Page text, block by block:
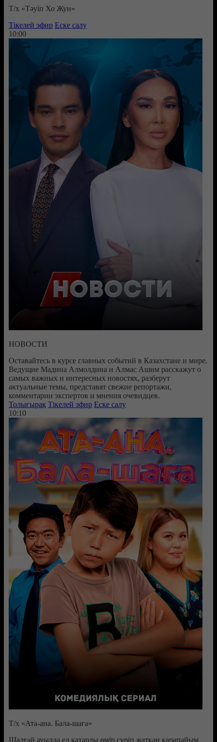
Т/х «Тәуіп Хо Жун»
Тікелей эфир Еске салу
10:00
НОВОСТИ
Оставайтесь в курсе главных событий в Казахстане и мире.
Ведущие Мадина Алмолдина и Алмас Ашим расскажут о
самых важных и интересных новостях, разберут
актуальные темы, представят свежие репортажи,
комментарии экспертов и мнения очевидцев.
Толығырақ Тікелей эфир Еске салу
10:10
Т/х «Ата-ана. Бала-шаға»
Шалғай ауылда ел қатарлы өмір сүріп жатқан қарапайым